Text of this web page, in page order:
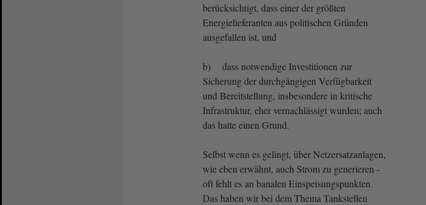
berücksichtigt, dass einer der größten
Energielieferanten aus politischen Gründen
ausgefallen ist, und
b) dass notwendige Investitionen zur
Sicherung der durchgängigen Verfügbarkeit
und Bereitstellung, insbesondere in kritische
Infrastruktur, eher vernachlässigt wurden; auch
das hatte einen Grund.
Selbst wenn es gelingt, über Netzersatzanlagen,
wie eben erwähnt, auch Strom zu generieren -
oft fehlt es an banalen Einspeisungspunkten.
Das haben wir bei dem Thema Tankstellen